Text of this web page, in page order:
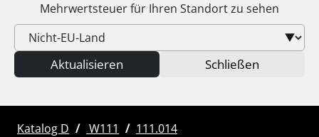
Mehrwertsteuerfür Ihren Standort zu sehen
Aktualisieren Schließen
Katalog D W111
111.014